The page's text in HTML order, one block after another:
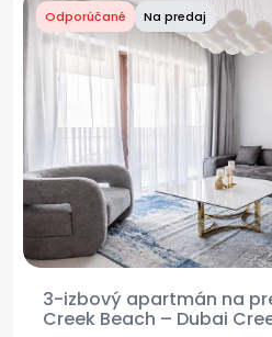
Odporúčané Na predaj
3-izbový apartmán na
Creek Beach – Dubai